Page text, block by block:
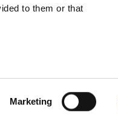
to them or that
Marketing